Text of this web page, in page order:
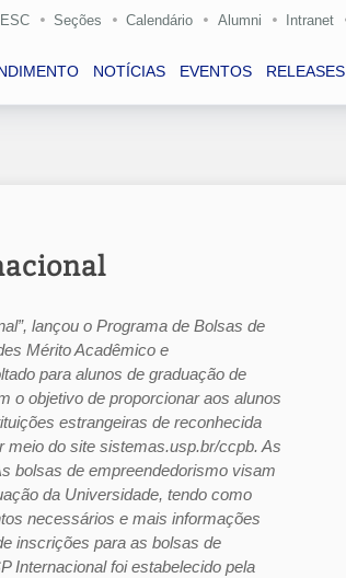
Seções Calendário Alumni Intranet
NOTÍCIAS EVENTOS RELEASES
lançou o Programa de Bolsas de
Mérito Acadêmico e
para alunos de graduação de
o objetivo de proporcionar aos alunos
estrangeiras de reconhecida
do site sistemas.usp.br/ccpb. As
bolsas de empreendedorismo visam
da Universidade, tendo como
necessários e mais informações
inscrições para as bolsas de
Internacional foi estabelecido pela